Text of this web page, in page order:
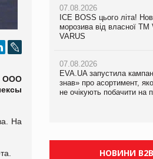
ООО
На
07.08.2026
ICE BOSS цього літа!
морозива від власної ТМ
VARUS
07.08.2026
EVA.UA запустила
знав» про асортимент,
не очікують побачити на
07.08.2026
ICE BOSS цього літа!
морозива від власної ТМ
VARUS
07.08.2026
EVA.UA запустила
знав» про асортимент,
не очікують побачити на
07.08.2026
Франція заборонила
НОВИНИ B2B